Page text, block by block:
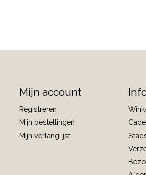
Mijn account
Registreren
Mijn bestellingen
Mijn verlanglijst